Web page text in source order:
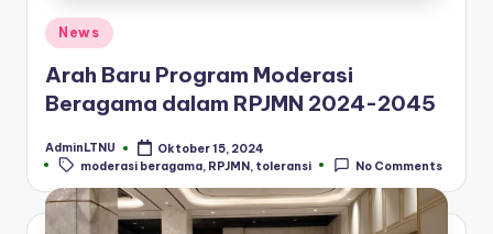
Posted
in
News
Arah Baru Program Moderasi
Beragama dalam RPJMN 2024-2045
Posted
by
AdminLTNU Oktober 15, 2024
Tags:
moderasi beragama RPJMN toleransi No Comments